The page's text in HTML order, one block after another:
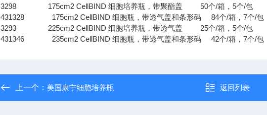
3298 175cm2 CellBIND 细胞培养瓶，带聚酯盖 50个/箱，5个/包
431328 175cm2 CellBIND 细胞瓶，带透气盖和条形码 84个/箱，7个/包
3293 225cm2 CellBIND 细胞培养瓶，带透气盖 25个/箱，5个/包
431346 235cm2 CellBIND 细胞瓶，带透气盖和条形码 42个/箱，7个/包
上一个： 美国康宁细胞培养瓶 返回列表